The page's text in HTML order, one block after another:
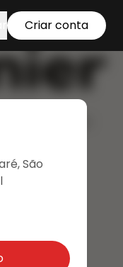
Criar conta
São